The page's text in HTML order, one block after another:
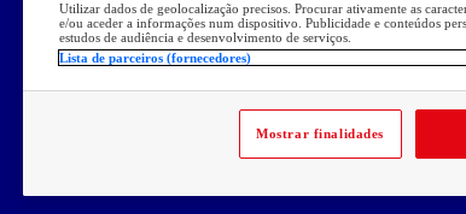
Utilizar dados de geolocalização precisos. Procurar ativamente as
e/ou aceder a informações num dispositivo. Publicidade e conteúdos
estudos de audiência e desenvolvimento de serviços.
Lista de parceiros (fornecedores)
Mostrar finalidades